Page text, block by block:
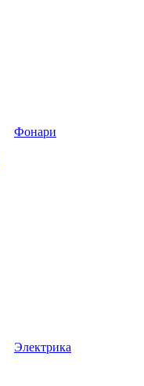
Фонари
Электрика